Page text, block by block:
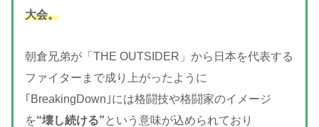
大会。
朝倉兄弟が「THE OUTSIDER」から日本を代表する
ファイターまで成り上がったように
｢BreakingDown｣には格闘技や格闘家のイメージ
を“壊し続ける” という意味が込められており